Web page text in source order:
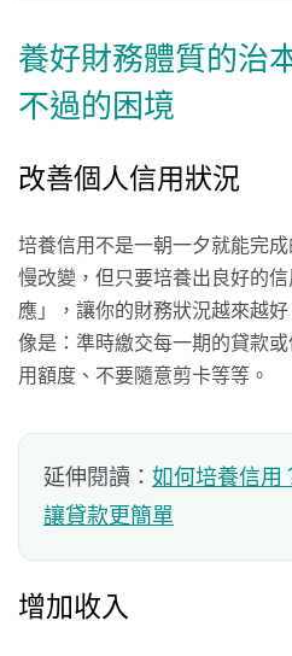
養好財務體質的治
不過的困境
改善個人信用狀況
培養信用不是一朝一夕就能完
慢改變，但只要培養出良好的
應」，讓你的財務狀況越來越
像是：準時繳交每一期的貸款
用額度、不要隨意剪卡等等。
延伸閱讀： 如何培養信用
讓貸款更簡單
增加收入